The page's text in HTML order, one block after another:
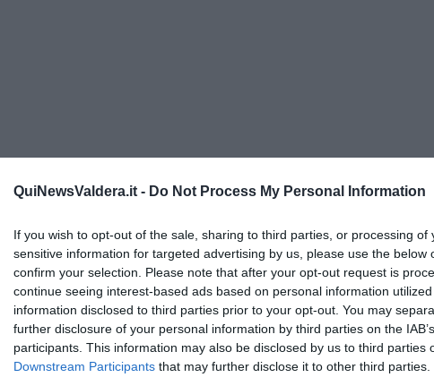
QuiNewsValdera.it - Do Not Process My Personal Information
If you wish to opt-out of the sale, sharing to third parties, or processing of
sensitive information for targeted advertising by us, please use the below
confirm your selection. Please note that after your opt-out request is
continue seeing interest-based ads based on personal information
information disclosed to third parties prior to your opt-out. You may
further disclosure of your personal information by third parties on the
participants. This information may also be disclosed by us to third parties
Downstream Participants that may further disclose it to other third parties.